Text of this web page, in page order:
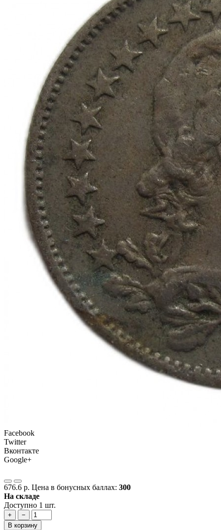
Facebook
Twitter
Вконтакте
Google+
676.6 р. Цена в бонусных баллах: 300
На складе
Доступно 1 шт.
+
−
В корзину